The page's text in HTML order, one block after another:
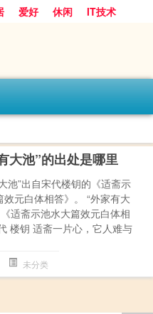
爱好 休闲
IT技术
大池”的出处是哪里
池”出自宋代楼钥的《适斋示
效元白体相答》。 “外家有大
适斋示池水大篇效元白体相
楼钥 适斋一片心，它人难与
未分类